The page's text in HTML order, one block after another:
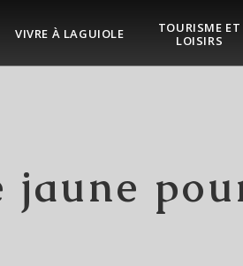
VIVRE À LAGUIOLE
TOURISME ET
LOISIRS